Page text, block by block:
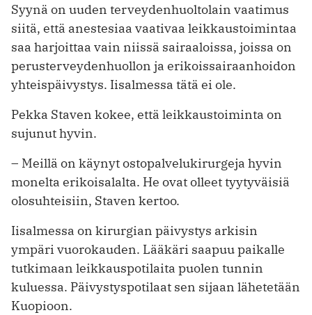
Syynä on uuden terveydenhuoltolain vaatimus
siitä, että anestesiaa vaativaa leikkaustoimintaa
saa harjoittaa vain niissä sairaaloissa, joissa on
perusterveydenhuollon ja erikoissairaanhoidon
yhteispäivystys. Iisalmessa tätä ei ole.
Pekka Staven kokee, että leikkaustoiminta on
sujunut hyvin.
– Meillä on käynyt ostopalvelukirurgeja hyvin
monelta erikoisalalta. He ovat olleet tyytyväisiä
olosuhteisiin, Staven kertoo.
Iisalmessa on kirurgian päivystys arkisin
ympäri vuorokauden. Lääkäri saapuu paikalle
tutkimaan leikkauspotilaita puolen tunnin
kuluessa. Päivystyspotilaat sen sijaan lähetetään
Kuopioon.